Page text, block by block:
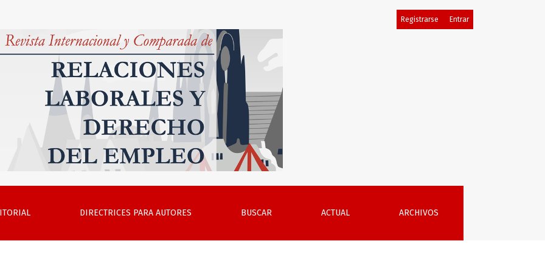
DIRECTRICES PARA AUTORES BUSCAR ACTUAL ARCHIVOS
Registrarse Entrar